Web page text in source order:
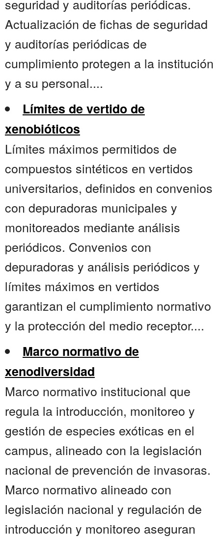
seguridad y auditorías periódicas.
Actualización de fichas de seguridad
y auditorías periódicas de
cumplimiento protegen a la institución
y a su personal....
Límites de vertido de
xenobióticos
Límites máximos permitidos de
compuestos sintéticos en vertidos
universitarios, definidos en convenios
con depuradoras municipales y
monitoreados mediante análisis
periódicos. Convenios con
depuradoras y análisis periódicos y
límites máximos en vertidos
garantizan el cumplimiento normativo
y la protección del medio receptor....
Marco normativo de
xenodiversidad
Marco normativo institucional que
regula la introducción, monitoreo y
gestión de especies exóticas en el
campus, alineado con la legislación
nacional de prevención de invasoras.
Marco normativo alineado con
legislación nacional y regulación de
introducción y monitoreo aseguran